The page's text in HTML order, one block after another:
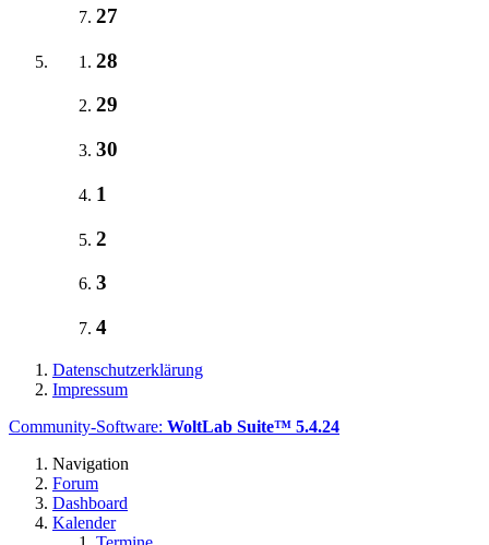
27
28
29
30
1
2
3
4
Datenschutzerklärung
Impressum
Community-Software: WoltLab Suite™ 5.4.24
Navigation
Forum
Dashboard
Kalender